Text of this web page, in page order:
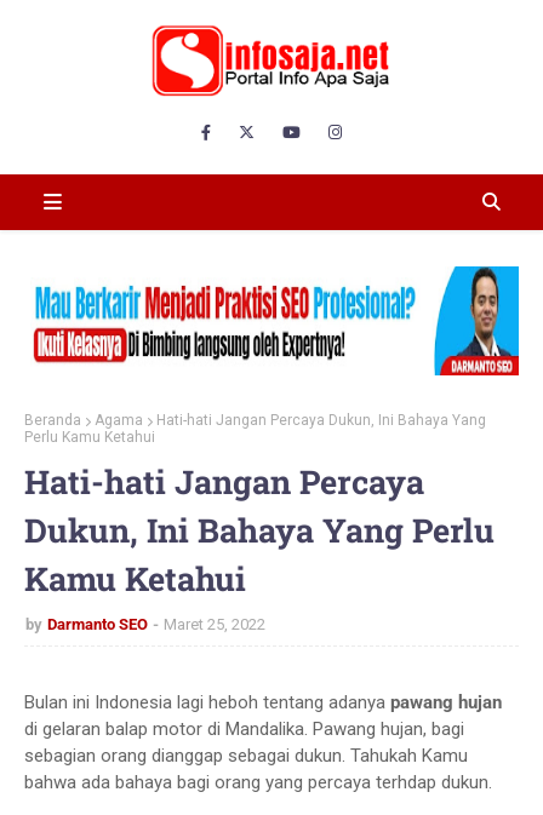
Beranda Agama
Hati-hati Jangan Percaya Dukun, Ini Bahaya Yang
Perlu Kamu Ketahui
Hati-hati Jangan Percaya
Dukun, Ini Bahaya Yang Perlu
Kamu Ketahui
by Darmanto SEO Maret 25, 2022
Bulan ini Indonesia lagi heboh tentang adanya pawang hujan
di gelaran balap motor di Mandalika. Pawang hujan, bagi
sebagian orang dianggap sebagai dukun. Tahukah Kamu
bahwa ada bahaya bagi orang yang percaya terhdap dukun.